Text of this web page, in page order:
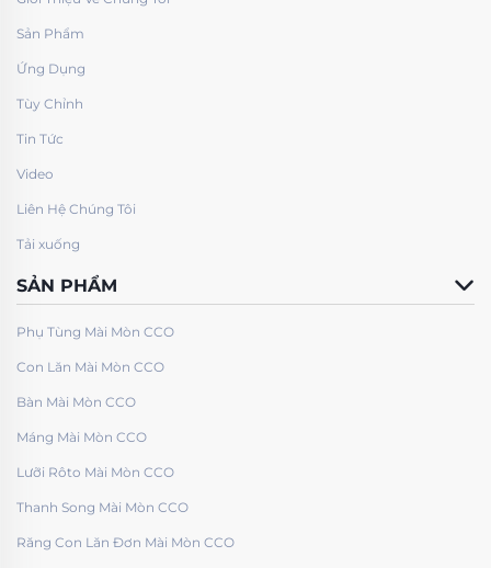
Sản Phẩm
Ứng Dụng
Tùy Chỉnh
Tin Tức
Video
Liên Hệ Chúng Tôi
Tải xuống
SẢN PHẨM
Phụ Tùng Mài Mòn CCO
Con Lăn Mài Mòn CCO
Bàn Mài Mòn CCO
Máng Mài Mòn CCO
Lưỡi Rôto Mài Mòn CCO
Thanh Song Mài Mòn CCO
Răng Con Lăn Đơn Mài Mòn CCO